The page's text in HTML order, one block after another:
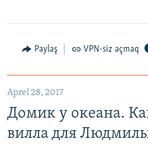
Paylaş VPN-siz açmaq
Aprel 28, 2017
Домик у океана.
вилла для